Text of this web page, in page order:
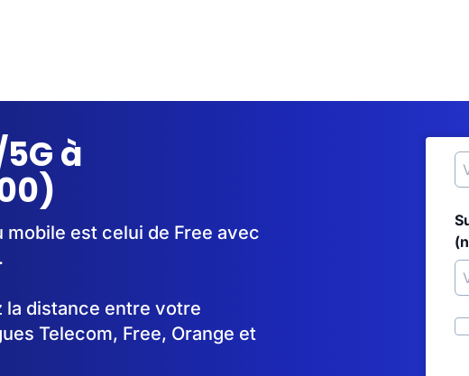
à
est celui de Free avec
la distance entre votre
Telecom, Free, Orange et